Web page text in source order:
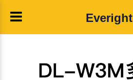
Everight